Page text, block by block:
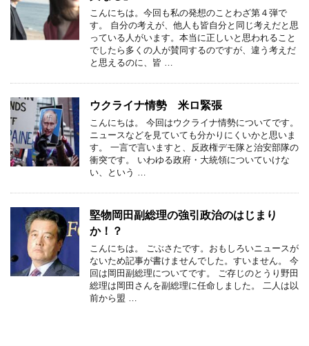
こんにちは。今回も私の発想のことわざ第４弾で
す。 自分の考えが、他人も皆自分と同じ考えだと思
っている人がいます。本当に正しいと思われること
でしたら多くの人が賛同するのですが、違う考えだ
と思えるのに、皆 …
ウクライナ情勢 米ロ緊張
こんにちは。 今回はウクライナ情勢についてです。
ニュースなどを見ていても分かりにくいかと思いま
す。 一言で言いますと、反政権デモ隊と治安部隊の
衝突です。 いわゆる政府・大統領についていけな
い、という …
堅物岡田副総理の強引政治のはじまり
か！？
こんにちは。 ごぶさたです。おもしろいニュースが
ないため記事が書けませんでした。すいません。 今
回は岡田副総理についてです。 ご存じのとうり野田
総理は岡田さんを副総理に任命しました。 二人は以
前から盟 …